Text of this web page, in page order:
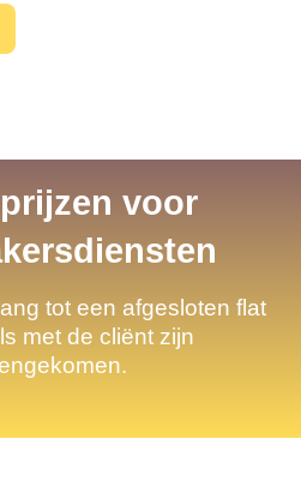
voor
tot een afgesloten flat
met de cliënt zijn